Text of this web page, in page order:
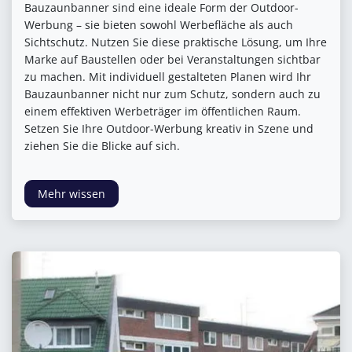
Bauzaunbanner sind eine ideale Form der Outdoor-
Werbung – sie bieten sowohl Werbefläche als auch
Sichtschutz. Nutzen Sie diese praktische Lösung, um Ihre
Marke auf Baustellen oder bei Veranstaltungen sichtbar
zu machen. Mit individuell gestalteten Planen wird Ihr
Bauzaunbanner nicht nur zum Schutz, sondern auch zu
einem effektiven Werbeträger im öffentlichen Raum.
Setzen Sie Ihre Outdoor-Werbung kreativ in Szene und
ziehen Sie die Blicke auf sich.
Mehr wissen